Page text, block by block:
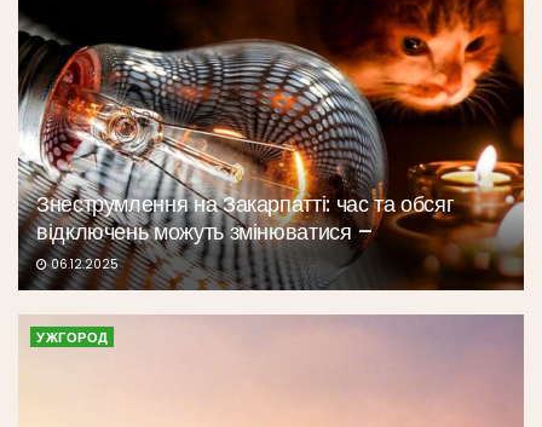
Знеструмлення на Закарпатті: час та обсяг
відключень можуть змінюватися –
06.12.2025
УЖГОРОД